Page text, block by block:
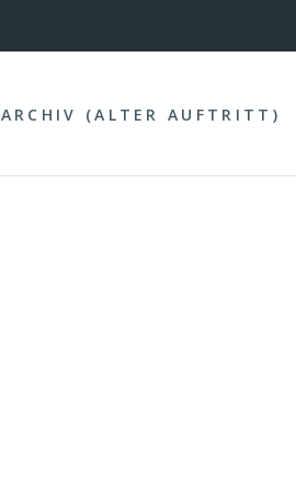
ARCHIV (ALTER AUFTRITT)